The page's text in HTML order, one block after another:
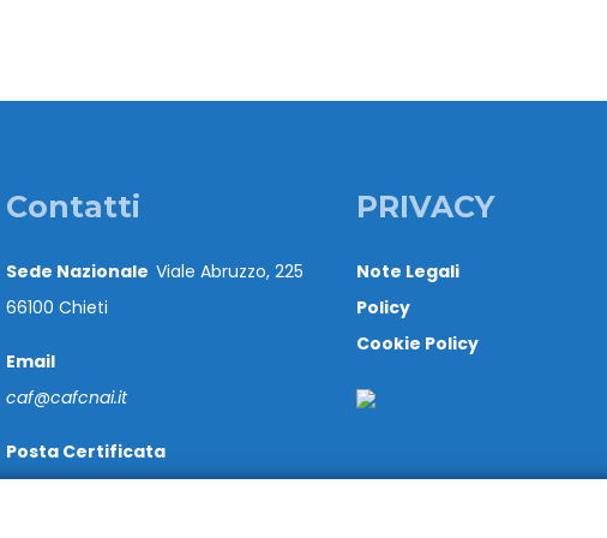
Contatti
Sede Nazionale Viale Abruzzo, 225
66100 Chieti
Email
caf@cafcnai.it
Posta Certificata
PRIVACY
Note Legali
Policy
Cookie Policy